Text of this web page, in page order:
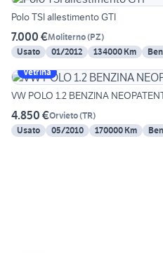
Polo TSI allestimento GTI
7.000 €Moliterno(PZ)
Usato
01/2012 134000 Km
Vetrina
VW POLO 1.2 BENZINA
4.850 €Orvieto(TR)
Usato
05/2010 170000 Km